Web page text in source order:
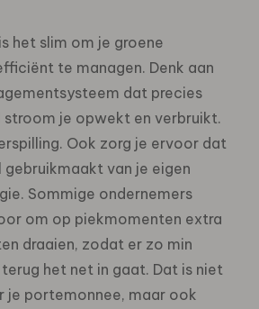
het slim om je groene
te managen. Denk aan
dat precies
je opwekt en verbruikt.
Ook zorg je ervoor dat
van je eigen
Sommige ondernemers
om op piekmomenten extra
draaien, zodat er zo min
het net in gaat. Dat is niet
je portemonnee, maar ook